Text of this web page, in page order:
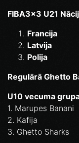
FIBA3x3 U21
Francija
Latvija
Polija
Regulārā Ghetto
U10 vecuma
1. Marupes Banani
2. Kafija
3. Ghetto Sharks